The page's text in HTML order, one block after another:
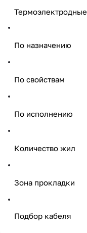
Термоэлектродные
По назначению
По свойствам
По исполнению
Количество жил
Зона прокладки
Подбор кабеля